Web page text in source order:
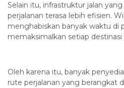
Selain itu, infrastruktur jalan
perjalanan terasa lebih efisien.
menghabiskan banyak waktu di
memaksimalkan setiap
Oleh karena itu, banyak
rute perjalanan yang berangkat